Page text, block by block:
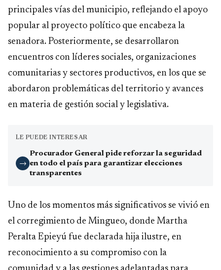
principales vías del municipio, reflejando el apoyo
popular al proyecto político que encabeza la
senadora. Posteriormente, se desarrollaron
encuentros con líderes sociales, organizaciones
comunitarias y sectores productivos, en los que se
abordaron problemáticas del territorio y avances
en materia de gestión social y legislativa.
LE PUEDE INTERESAR
→
Procurador General pide reforzar la seguridad
en todo el país para garantizar elecciones
transparentes
Uno de los momentos más significativos se vivió en
el corregimiento de Mingueo, donde Martha
Peralta Epieyú fue declarada hija ilustre, en
reconocimiento a su compromiso con la